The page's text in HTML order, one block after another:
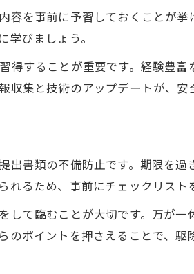
駆除を避けるための注意事項整理
時に必要な許可や届け出の流れ
に駆除活動を進める対策ポイント
資格者が知っておきたい事例集
を事前に予習しておくことが
びましょう。
得することが重要です。経験豊
集と技術のアップデートが、安
書類の不備防止です。期限を
るため、事前にチェックリスト
して臨むことが大切です。万が
ポイントを押さえることで、